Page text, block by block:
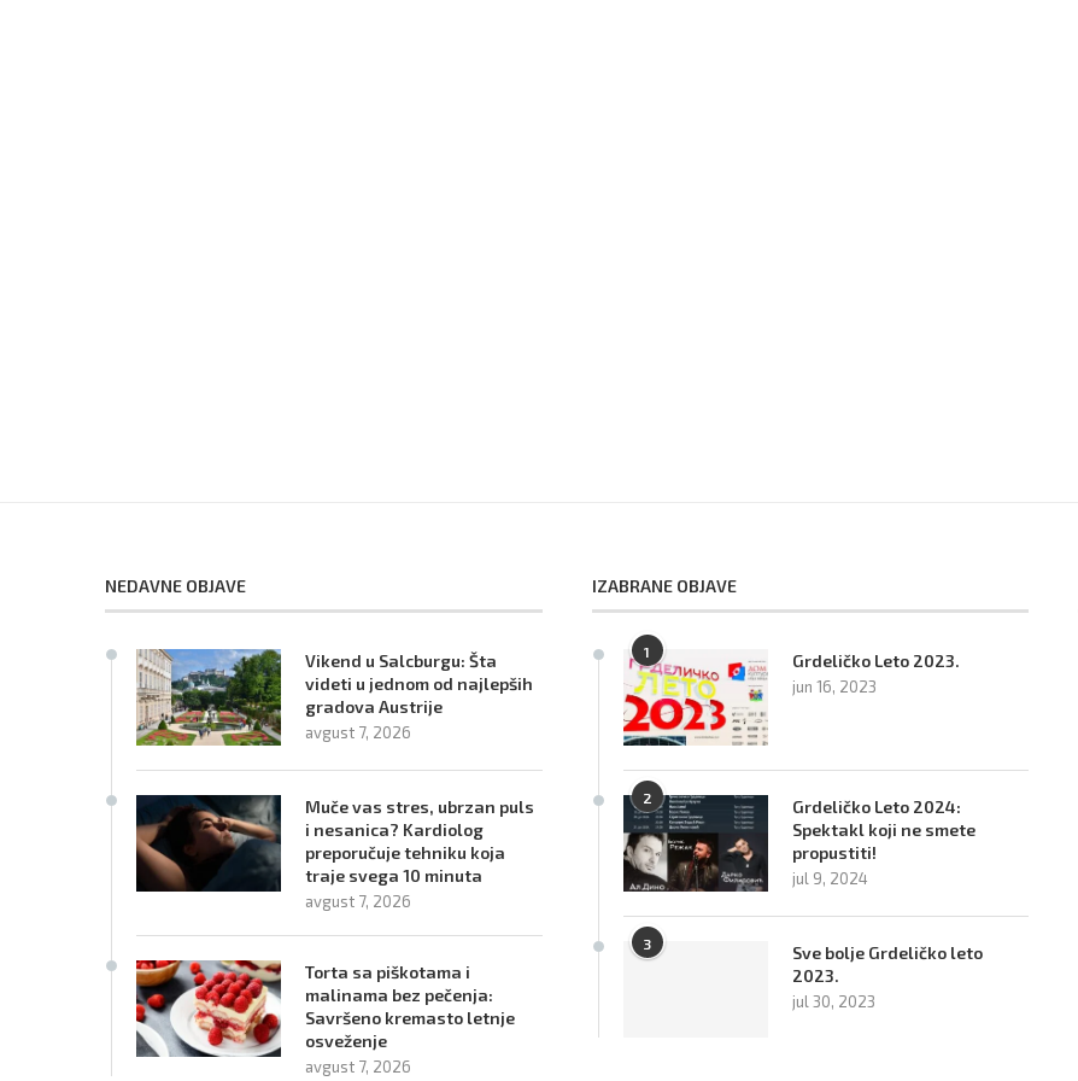
NEDAVNE OBJAVE
Vikend u Salcburgu: Šta
videti u jednom od najlepših
gradova Austrije
avgust 7, 2026
Muče vas stres, ubrzan puls
i nesanica? Kardiolog
preporučuje tehniku koja
traje svega 10 minuta
avgust 7, 2026
Torta sa piškotama i
malinama bez pečenja:
Savršeno kremasto letnje
osveženje
avgust 7, 2026
IZABRANE OBJAVE
1 Grdeličko Leto 2023.
jun 16, 2023
2
Grdeličko Leto 2024:
Spektakl koji ne smete
propustiti!
jul 9, 2024
3
Sve bolje Grdeličko leto
2023.
jul 30, 2023